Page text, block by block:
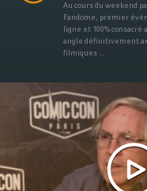
Au cours du weekend
Fandome, premier
ligne et 100% consacré
angle définitivement
filmiques ...